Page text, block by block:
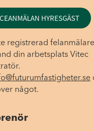
HYRESGÄST
registrerad
din arbetsplats Vitec
något.